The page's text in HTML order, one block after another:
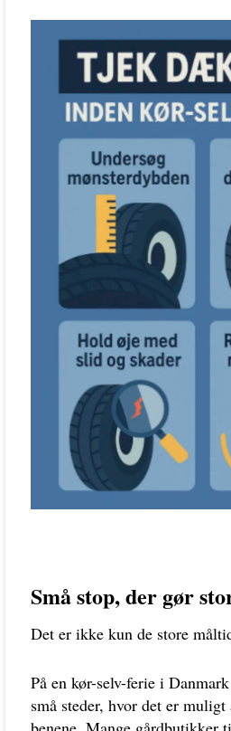
Små stop, der gør
Det er ikke kun de store
På en kør-selv-ferie i
små steder, hvor det er